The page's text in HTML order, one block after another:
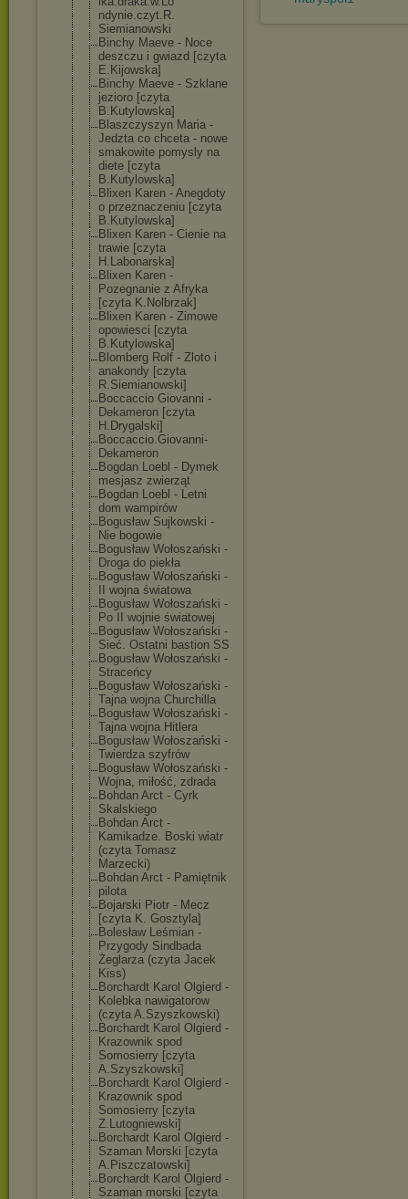
ndynie.czyt.R.
Siemianowski
Binchy Maeve - Noce
deszczu i gwiazd [czyta
E.Kijowska]
Binchy Maeve - Szklane
jezioro [czyta
B.Kutylowska]
Blaszczyszyn Maria -
Jedzta co chceta - nowe
smakowite pomysly na
diete [czyta
B.Kutylowska]
Blixen Karen - Anegdoty
o przeznaczeniu [czyta
B.Kutylowska]
Blixen Karen - Cienie na
trawie [czyta
H.Labonarska]
Blixen Karen -
Pozegnanie z Afryka
[czyta K.Nolbrzak]
Blixen Karen - Zimowe
opowiesci [czyta
B.Kutylowska]
Blomberg Rolf - Zloto i
anakondy [czyta
R.Siemianowski]
Boccaccio Giovanni -
Dekameron [czyta
H.Drygalski]
Boccaccio.Giovanni-
Dekameron
Bogdan Loebl - Dymek
mesjasz zwierząt
Bogdan Loebl - Letni
dom wampirów
Bogusław Sujkowski -
Nie bogowie
Bogusław Wołoszański -
Droga do piekła
Bogusław Wołoszański -
II wojna światowa
Bogusław Wołoszański -
Po II wojnie światowej
Bogusław Wołoszański -
Sieć. Ostatni bastion SS
Bogusław Wołoszański -
Straceńcy
Bogusław Wołoszański -
Tajna wojna Churchilla
Bogusław Wołoszański -
Tajna wojna Hitlera
Bogusław Wołoszański -
Twierdza szyfrów
Bogusław Wołoszański -
Wojna, miłość, zdrada
Bohdan Arct - Cyrk
Skalskiego
Bohdan Arct -
Kamikadze. Boski wiatr
(czyta Tomasz
Marzecki)
Bohdan Arct - Pamiętnik
pilota
Bojarski Piotr - Mecz
[czyta K. Gosztyla]
Bolesław Leśmian -
Przygody Sindbada
Żeglarza (czyta Jacek
Kiss)
Borchardt Karol Olgierd -
Kolebka nawigatorow
(czyta A.Szyszkowski)
Borchardt Karol Olgierd -
Krazownik spod
Somosierry [czyta
A.Szyszkowski]
Borchardt Karol Olgierd -
Krazownik spod
Somosierry [czyta
Z.Lutogniewski]
Borchardt Karol Olgierd -
Szaman Morski [czyta
A.Piszczatowski]
Borchardt Karol Olgierd -
Szaman morski [czyta